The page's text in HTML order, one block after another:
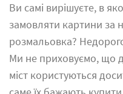
Ви самі вирішуєте, в
замовляти картини за
розмальовка?
Ми не приховуємо, що
міст користуються